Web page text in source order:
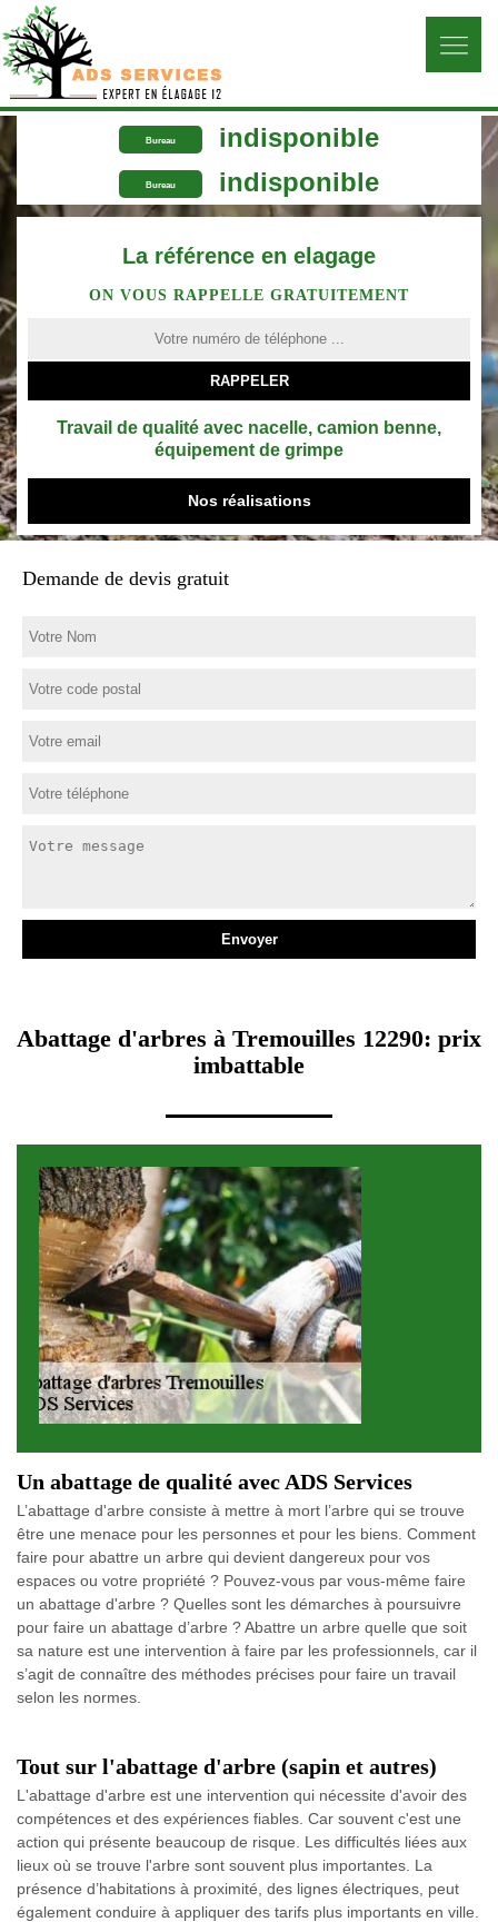
Bureau indisponible
Bureau indisponible
La référence en elagage
ON VOUS RAPPELLE GRATUITEMENT
Travail de qualité avec nacelle, camion benne,
équipement de grimpe
Nos réalisations
Demande de devis gratuit
Abattage d'arbres à Tremouilles 12290: prix
imbattable
Un abattage de qualité avec ADS Services
L’abattage d'arbre consiste à mettre à mort l’arbre qui se trouve
être une menace pour les personnes et pour les biens. Comment
faire pour abattre un arbre qui devient dangereux pour vos
espaces ou votre propriété ? Pouvez-vous par vous-même faire
un abattage d'arbre ? Quelles sont les démarches à poursuivre
pour faire un abattage d’arbre ? Abattre un arbre quelle que soit
sa nature est une intervention à faire par les professionnels, car il
s’agit de connaître des méthodes précises pour faire un travail
selon les normes.
Tout sur l'abattage d'arbre (sapin et autres)
L'abattage d'arbre est une intervention qui nécessite d'avoir des
compétences et des expériences fiables. Car souvent c'est une
action qui présente beaucoup de risque. Les difficultés liées aux
lieux où se trouve l'arbre sont souvent plus importantes. La
présence d’habitations à proximité, des lignes électriques, peut
également conduire à appliquer des tarifs plus importants en ville.